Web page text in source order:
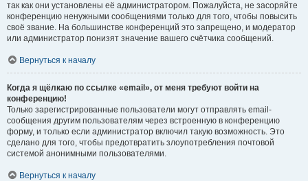
так как они установлены её администратором. Пожалуйста, не засоряйте
конференцию ненужными сообщениями только для того, чтобы повысить
своё звание. На большинстве конференций это запрещено, и модератор
или администратор понизят значение вашего счётчика сообщений.
Вернуться к началу
Когда я щёлкаю по ссылке «email», от меня требуют войти на
конференцию!
Только зарегистрированные пользователи могут отправлять email-
сообщения другим пользователям через встроенную в конференцию
форму, и только если администратор включил такую возможность. Это
сделано для того, чтобы предотвратить злоупотребления почтовой
системой анонимными пользователями.
Вернуться к началу